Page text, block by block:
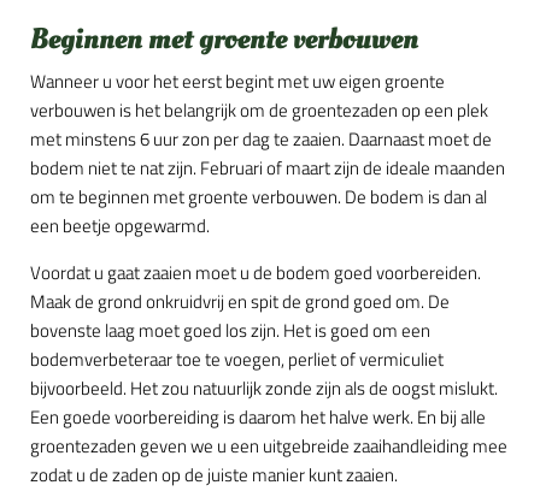
Beginnen met groente verbouwen
Wanneer u voor het eerst begint met uw eigen groente
verbouwen is het belangrijk om de groentezaden op een plek
met minstens 6 uur zon per dag te zaaien. Daarnaast moet de
bodem niet te nat zijn. Februari of maart zijn de ideale maanden
om te beginnen met groente verbouwen. De bodem is dan al
een beetje opgewarmd.
Voordat u gaat zaaien moet u de bodem goed voorbereiden.
Maak de grond onkruidvrij en spit de grond goed om. De
bovenste laag moet goed los zijn. Het is goed om een
bodemverbeteraar toe te voegen, perliet of vermiculiet
bijvoorbeeld. Het zou natuurlijk zonde zijn als de oogst mislukt.
Een goede voorbereiding is daarom het halve werk. En bij alle
groentezaden geven we u een uitgebreide zaaihandleiding mee
zodat u de zaden op de juiste manier kunt zaaien.